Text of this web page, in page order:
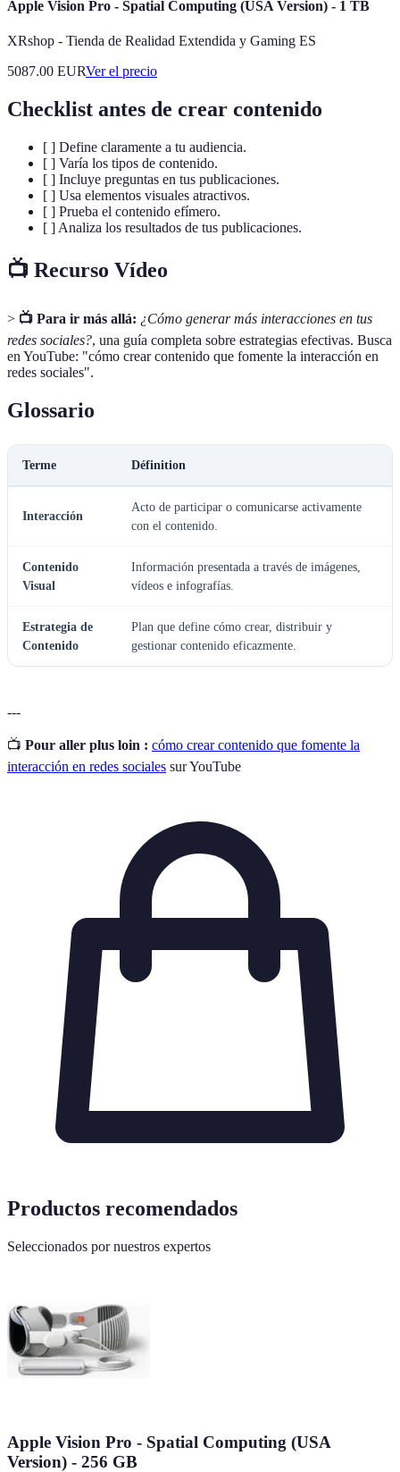
Apple Vision Pro - Spatial Computing (USA Version) - 1 TB
XRshop - Tienda de Realidad Extendida y Gaming ES
5087.00 EURVer el precio
Checklist antes de crear contenido
[ ] Define claramente a tu audiencia.
[ ] Varía los tipos de contenido.
[ ] Incluye preguntas en tus publicaciones.
[ ] Usa elementos visuales atractivos.
[ ] Prueba el contenido efímero.
[ ] Analiza los resultados de tus publicaciones.
📺 Recurso Vídeo
> 📺 Para ir más allá: ¿Cómo generar más interacciones en tus
redes sociales?, una guía completa sobre estrategias efectivas. Busca
en YouTube: "cómo crear contenido que fomente la interacción en
redes sociales".
Glossario
Terme Définition
Interacción
Acto de participar o comunicarse activamente
con el contenido.
Contenido
Visual
Información presentada a través de imágenes,
vídeos e infografías.
Estrategia de
Contenido
Plan que define cómo crear, distribuir y
gestionar contenido eficazmente.
---
📺 Pour aller plus loin : cómo crear contenido que fomente la
interacción en redes sociales sur YouTube
Productos recomendados
Seleccionados por nuestros expertos
Apple Vision Pro - Spatial Computing (USA
Version) - 256 GB